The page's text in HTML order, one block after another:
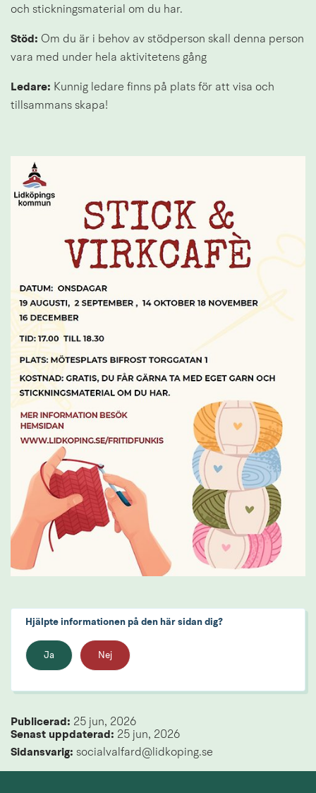
och stickningsmaterial om du har.
Stöd: Om du är i behov av stödperson skall denna person
vara med under hela aktivitetens gång
Ledare: Kunnig ledare finns på plats för att visa och
tillsammans skapa!
Hjälpte informationen på den här sidan dig?
Ja Nej
Publicerad: 25 jun, 2026
Senast uppdaterad: 25 jun, 2026
Sidansvarig: socialvalfard@lidkoping.se